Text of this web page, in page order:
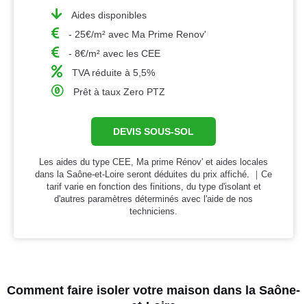
Aides disponibles
- 25€/m² avec Ma Prime Renov'
- 8€/m² avec les CEE
TVA réduite à 5,5%
Prêt à taux Zero PTZ
DEVIS SOUS-SOL
Les aides du type CEE, Ma prime Rénov' et aides locales
dans la Saône-et-Loire seront déduites du prix affiché. ｜Ce
tarif varie en fonction des finitions, du type d'isolant et
d'autres paramètres déterminés avec l'aide de nos
techniciens.
Comment faire isoler votre maison dans la Saône-